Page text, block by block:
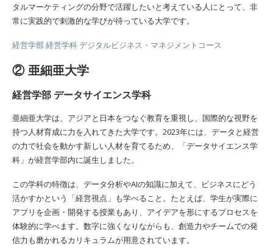
タルマーケティングの分野で活躍したいと考えている人にとって、非
常に実践的で刺激的な学びが待っている大学です。
経営学部 経営学科 デジタルビジネス・マネジメントコース
② 亜細亜大学
経営学部 データサイエンス学科
亜細亜大学は、アジアと日本をつなぐ教育を重視し、国際的な視野を
持つ人材育成に力を入れてきた大学です。2023年には、データと経営
の力で社会を動かす新しい人材を育てるため、「データサイエンス学
科」が経営学部内に誕生しました。
この学科の特徴は、データ分析やAIの知識に加えて、ビジネスにどう
活かすかという「経営視点」も学べること。たとえば、学生が実際に
アプリを企画・開発する授業もあり、アイデアを形にするプロセスを
体験的に学べます。数字に強くなりながらも、創造力やチームでの発
信力も磨かれるカリキュラムが用意されています。